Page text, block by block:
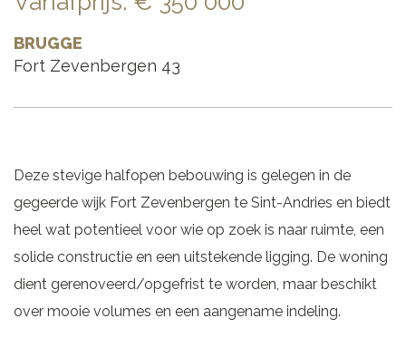
BRUGGE
Fort Zevenbergen 43
Deze stevige halfopen bebouwing is gelegen in de
gegeerde wijk Fort Zevenbergen te Sint-Andries en biedt
heel wat potentieel voor wie op zoek is naar ruimte, een
solide constructie en een uitstekende ligging. De woning
dient gerenoveerd/opgefrist te worden, maar beschikt
over mooie volumes en een aangename indeling.